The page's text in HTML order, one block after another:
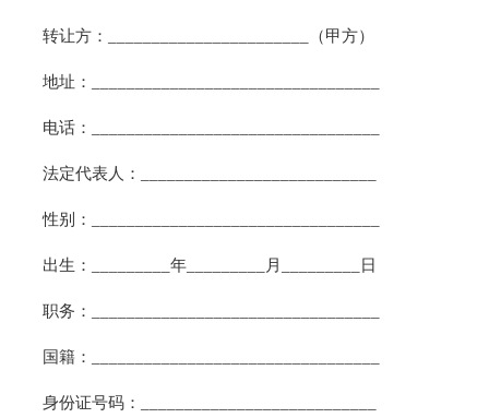
转让方：_______________________（甲方）
地址：_________________________________
电话：_________________________________
法定代表人：___________________________
性别：_________________________________
出生：_________年_________月_________日
职务：_________________________________
国籍：_________________________________
身份证号码：___________________________